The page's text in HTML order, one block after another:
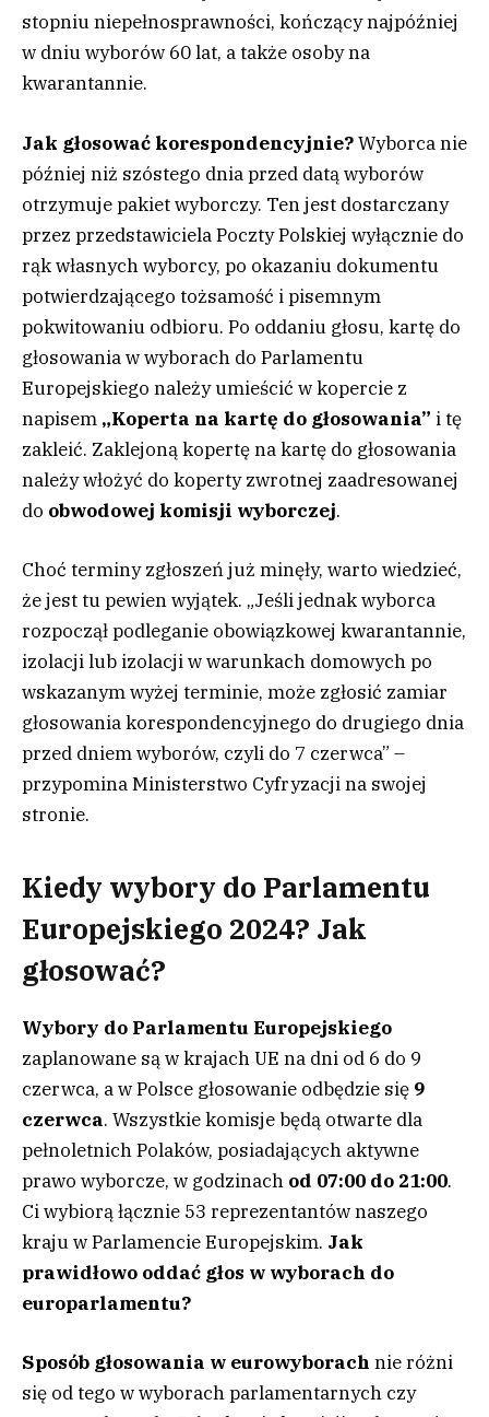
stopniu niepełnosprawności, kończący najpóźniej
w dniu wyborów 60 lat, a także osoby na
kwarantannie.
Jak głosować korespondencyjnie?Wyborca nie
później niż szóstego dnia przed datą wyborów
otrzymuje pakiet wyborczy. Ten jest dostarczany
przez przedstawiciela Poczty Polskiej wyłącznie do
rąk własnych wyborcy, po okazaniu dokumentu
potwierdzającego tożsamość i pisemnym
pokwitowaniu odbioru. Po oddaniu głosu, kartę do
głosowania w wyborach do Parlamentu
Europejskiego należy umieścić w kopercie z
napisem „Koperta na kartę do głosowania” i tę
zakleić. Zaklejoną kopertę na kartę do głosowania
należy włożyć do koperty zwrotnej zaadresowanej
do obwodowej komisji wyborczej.
Choć terminy zgłoszeń już minęły, warto wiedzieć,
że jest tu pewien wyjątek. „Jeśli jednak wyborca
rozpoczął podleganie obowiązkowej kwarantannie,
izolacji lub izolacji w warunkach domowych po
wskazanym wyżej terminie, może zgłosić zamiar
głosowania korespondencyjnego do drugiego dnia
przed dniem wyborów, czyli do 7 czerwca” –
przypomina Ministerstwo Cyfryzacji na swojej
stronie.
Kiedy wybory do Parlamentu
Europejskiego 2024? Jak
głosować?
Wybory do Parlamentu Europejskiego
zaplanowane są w krajach UE na dni od 6 do 9
czerwca, a w Polsce głosowanie odbędzie się 9
czerwca. Wszystkie komisje będą otwarte dla
pełnoletnich Polaków, posiadających aktywne
prawo wyborcze, w godzinach od 07:00 do 21:00.
Ci wybiorą łącznie 53 reprezentantów naszego
kraju w Parlamencie Europejskim. Jak
prawidłowo oddać głos w wyborach do
europarlamentu?
Sposób głosowania w eurowyborach nie różni
się od tego w wyborach parlamentarnych czy